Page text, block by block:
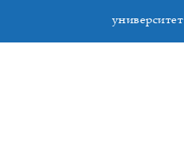
университет